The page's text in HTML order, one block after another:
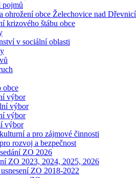
ohrožení obce Želechovice nad Dřevnicí
krizového štábu obce
v sociální oblasti
obce
výbor
výbor
výbor
výbor
a pro zájmové činnosti
rozvoj a bezpečnost
ZO 2026
ZO 2023, 2024, 2025, 2026
ZO 2018-2022